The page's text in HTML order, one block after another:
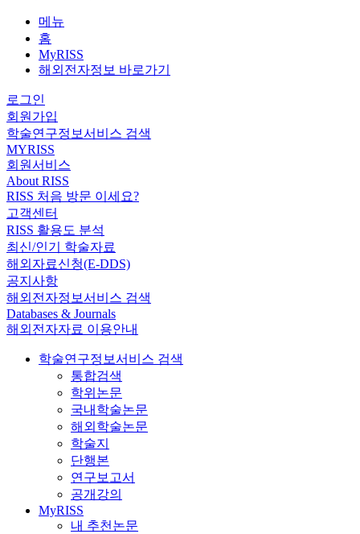
메뉴
홈
MyRISS
해외전자정보 바로가기
로그인
회원가입
학술연구정보서비스 검색
MYRISS
회원서비스
About RISS
RISS 처음 방문 이세요?
고객센터
RISS 활용도 분석
최신/인기 학술자료
해외자료신청(E-DDS)
공지사항
해외전자정보서비스 검색
Databases & Journals
해외전자자료 이용안내
학술연구정보서비스 검색
통합검색
학위논문
국내학술논문
해외학술논문
학술지
단행본
연구보고서
공개강의
MyRISS
내 추천논문